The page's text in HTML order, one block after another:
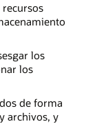
los
los
de forma
archivos, y